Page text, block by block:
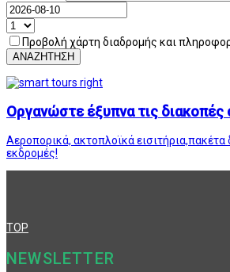
Προβολή χάρτη διαδρομής και
ΑΝΑΖΗΤΗΣΗ
Οργανώστε έξυπνα τις διακοπές
Αεροπορικά, ακτοπλοϊκά εισιτήρια,πακέτα
εκδρομές!
TOP
NEWSLETTER